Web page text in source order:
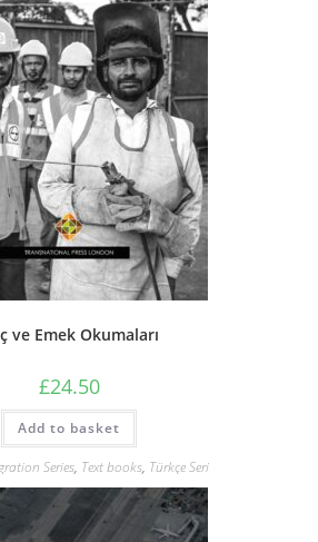
ve Emek Okumaları
£24.50
Add to basket
Series, Text books, Türkçe Seri